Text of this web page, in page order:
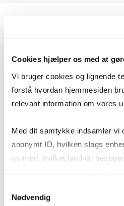
Cookies hjælper os med at
Vi bruger cookies og lignende
forstå hvordan hjemmesiden
relevant information om vores
Med dit samtykke indsamler vi
anonymt ID, hvilken slags
os med, hvilket land du
markedsføring. Du bestemmer
Nødvendig
Geopolitik og
navigerer man som